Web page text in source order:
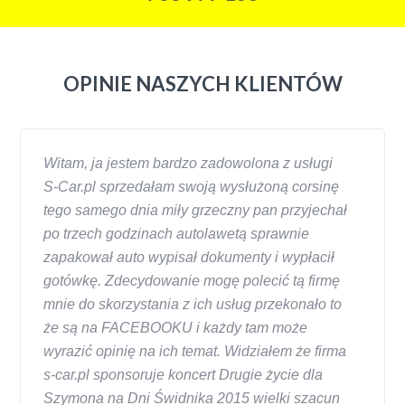
OPINIE NASZYCH KLIENTÓW
Witam, ja jestem bardzo zadowolona z usługi
S-Car.pl sprzedałam swoją wysłużoną corsinę
tego samego dnia miły grzeczny pan przyjechał
po trzech godzinach autolawetą sprawnie
zapakował auto wypisał dokumenty i wypłacił
gotówkę. Zdecydowanie mogę polecić tą firmę
mnie do skorzystania z ich usług przekonało to
że są na FACEBOOKU i każdy tam może
wyrazić opinię na ich temat. Widziałem że firma
s-car.pl sponsoruje koncert Drugie życie dla
Szymona na Dni Świdnika 2015 wielki szacun